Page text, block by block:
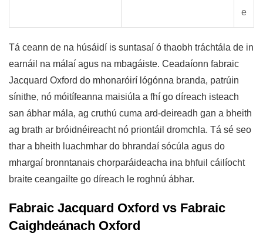
e
Tá ceann de na húsáidí is suntasaí ó thaobh tráchtála de in
earnáil na málaí agus na mbagáiste. Ceadaíonn fabraic
Jacquard Oxford do mhonaróirí lógónna branda, patrúin
sínithe, nó móitífeanna maisiúla a fhí go díreach isteach
san ábhar mála, ag cruthú cuma ard-deireadh gan a bheith
ag brath ar bróidnéireacht nó priontáil dromchla. Tá sé seo
thar a bheith luachmhar do bhrandaí sócúla agus do
mhargaí bronntanais chorparáideacha ina bhfuil cáilíocht
braite ceangailte go díreach le roghnú ábhar.
Fabraic Jacquard Oxford vs Fabraic
Caighdeánach Oxford